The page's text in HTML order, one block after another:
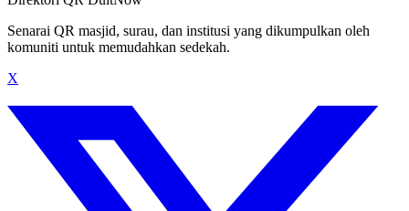
Senarai QR masjid, surau, dan institusi yang dikumpulkan oleh
komuniti untuk memudahkan sedekah.
X